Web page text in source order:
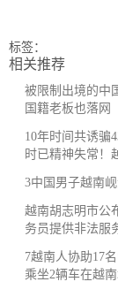
标签：
相关推荐
被限制出境的中
国籍老板也落网
10年时间共诱骗
时已精神失常！
3中国男子越南
越南胡志明市公
务员提供非法服
7越南人协助17
乘坐2辆车在越